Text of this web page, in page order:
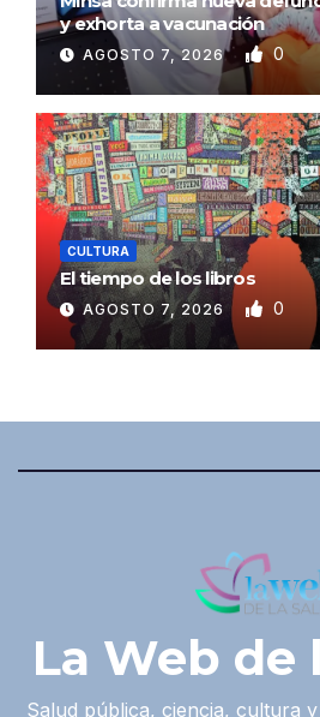
y exhorta a vacunación
AGOSTO 7, 2026 0
CULTURA
El tiempo de los libros
AGOSTO 7, 2026 0
La Web de
Salud pública, ciencia, cultura